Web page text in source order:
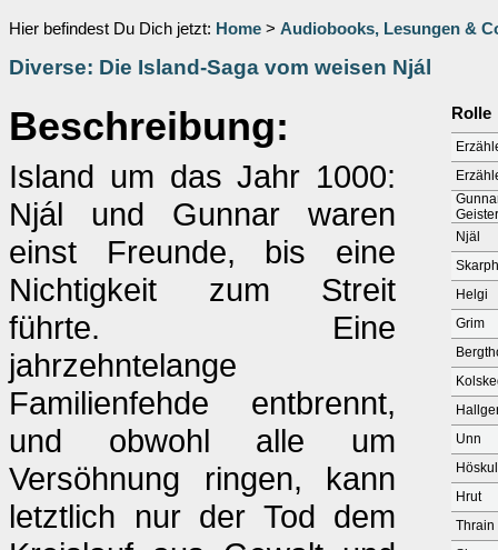
Hier befindest Du Dich jetzt: Home > Audiobooks, Lesungen &
Diverse: Die Island-Saga vom weisen Njál
Beschreibung:
Island um das Jahr 1000:
Njál und Gunnar waren
einst Freunde, bis eine
Nichtigkeit zum Streit
führte. Eine
jahrzehntelange
Familienfehde entbrennt,
und obwohl alle um
Versöhnung ringen, kann
letztlich nur der Tod dem
Rolle
Njäl
Helgi
Grim
Unn
Hrut
Thrain